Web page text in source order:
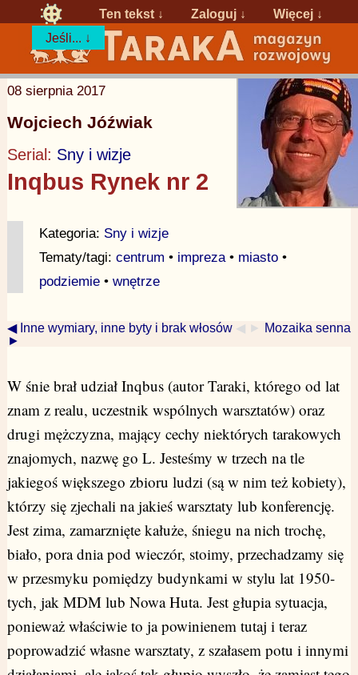
Ten tekst ↓ Zaloguj ↓
Więcej ↓
Jeśli... ↓
08 sierpnia 2017
Wojciech Jóźwiak
Serial: Sny i wizje
Inqbus Rynek nr 2
Kategoria: Sny i wizje
Tematy/tagi: centrum • impreza• miasto•
podziemie• wnętrze
◀ Inne wymiary, inne byty i brak włosów ◀ ► Mozaika senna
►
W śnie brał udział Inqbus (autor Taraki, którego od lat
znam z realu, uczestnik wspólnych warsztatów) oraz
drugi mężczyzna, mający cechy niektórych tarakowych
znajomych, nazwę go L. Jesteśmy w trzech na tle
jakiegoś większego zbioru ludzi (są w nim też kobiety),
którzy się zjechali na jakieś warsztaty lub konferencję.
Jest zima, zamarznięte kałuże, śniegu na nich trochę,
biało, pora dnia pod wieczór, stoimy, przechadzamy się
w przesmyku pomiędzy budynkami w stylu lat 1950-
tych, jak MDM lub Nowa Huta. Jest głupia sytuacja,
ponieważ właściwie to ja powinienem tutaj i teraz
poprowadzić własne warsztaty, z szałasem potu i innymi